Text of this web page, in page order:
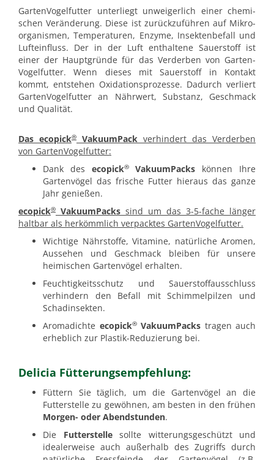
GartenVogelfutter unterliegt unweigerlich einer chemi­
schen Ver­änderung. Diese ist zurück­zuführen auf Mikro­
organismen, Tempera­turen, Enzyme, Insektenbefall und
Lufteinfluss. Der in der Luft enthaltene Sauerstoff ist
einer der Hauptgründe für das Verderben von Garten­
Vogelfutter. Wenn dieses mit Sauerstoff in Kontakt
kommt, entstehen Oxidationsprozesse. Dadurch verliert
Garten­Vogelfutter an Nährwert, Substanz, Geschmack
und Qualität.
Das ecopick® VakuumPack verhindert das Verderben
von Garten­Vogelfutter:
Dank des ecopick®VakuumPacks können Ihre
Garten­vögel das frische Futter hieraus das ganze
Jahr genießen.
ecopick® VakuumPacks sind um das 3-5-fache länger
haltbar als herkömmlich verpacktes Garten­Vogelfutter.
Wichtige Nährstoffe, Vitamine, natürliche Aromen,
Aussehen und Geschmack bleiben für unsere
heimischen Gartenvögel erhalten.
Feuchtigkeitsschutz und Sauerstoffausschluss
verhindern den Befall mit Schimmelpilzen und
Schadinsekten.
Aromadichte ecopick®VakuumPacks tragen auch
erheblich zur Plastik-Reduzierung bei.
Delicia Fütterungsempfehlung:
Füttern Sie täglich, um die Gartenvögel an die
Futterstelle zu gewöhnen, am besten in den frühen
Morgen- oder Abendstunden.
Die Futterstellesollte witterungs­geschützt und
idealer­weise auch außerhalb des Zugriffs durch